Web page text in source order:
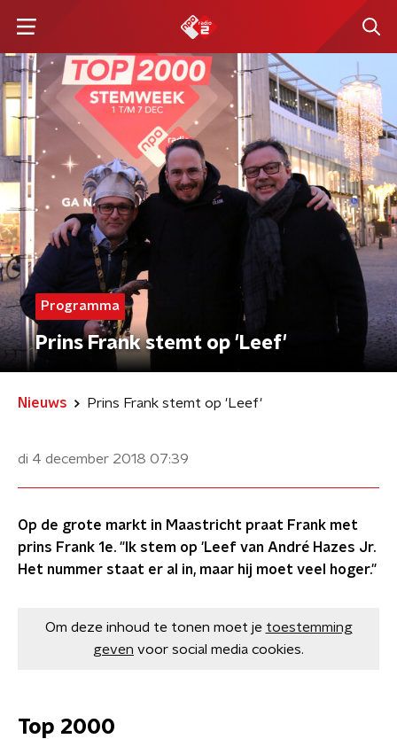
Programma
Prins Frank stemt op 'Leef'
Nieuws Prins Frank stemt op 'Leef'
di 4 december 2018 07:39
Op de grote markt in Maastricht praat Frank met
prins Frank 1e. "Ik stem op 'Leef van André Hazes Jr.
Het nummer staat er al in, maar hij moet veel hoger."
Om deze inhoud te tonen moet je toestemming
geven voor social media cookies.
Top 2000